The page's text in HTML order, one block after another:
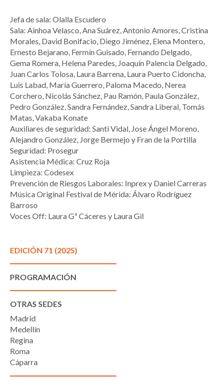
Jefa de sala: Olalla Escudero
Sala: Ainhoa Velasco, Ana Suárez, Antonio Amores, Cristina
Morales, David Bonifacio, Diego Jiménez, Elena Montero,
Ernesto Bejarano, Fermín Guisado, Fernando Delgado,
Gema Romera, Helena Paredes, Joaquín Palencia Delgado,
Juan Carlos Tolosa, Laura Barrena, Laura Puerto Cidoncha,
Luis Labad, María Guerrero, Paloma Macedo, Nerea
Corchero, Nicolás Sánchez, Pau Ramón, Paula González,
Pedro González, Sandra Fernández, Sandra Liberal, Tomás
Matas, Vakaba Konate
Auxiliares de seguridad: Santi Vidal, Jose Ángel Moreno,
Alejandro González, Jorge Bermejo y Fran de la Portilla
Seguridad: Prosegur
Asistencia Médica: Cruz Roja
Limpieza: Codesex
Prevención de Riesgos Laborales: Inprex y Daniel Carreras
Música Original Festival de Mérida: Álvaro Rodríguez
Barroso
Voces Off: Laura Gª Cáceres y Laura Gil
EDICIÓN 71 (2025)
PROGRAMACIÓN
OTRAS SEDES
Madrid
Medellín
Regina
Roma
Cáparra